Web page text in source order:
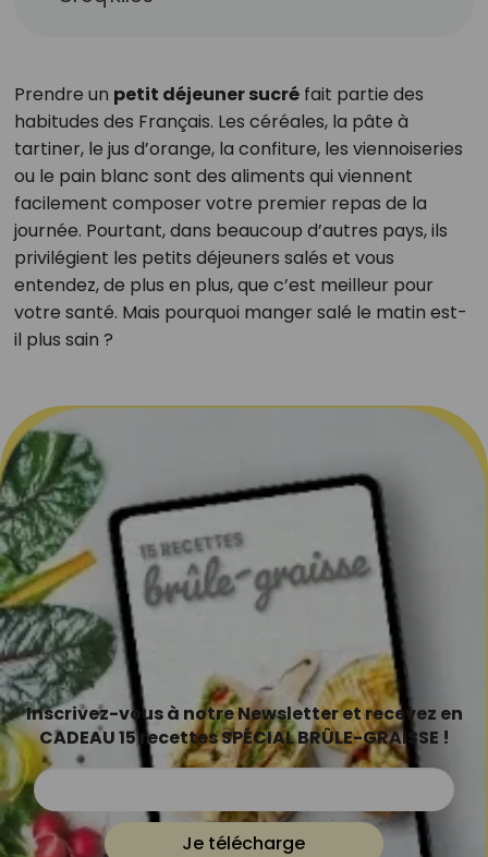
Prendre un petit déjeuner sucréfait partie des
habitudes des Français. Les céréales, la pâte à
tartiner, le jus d’orange, la confiture, les viennoiseries
ou le pain blanc sont des aliments qui viennent
facilement composer votre premier repas de la
journée. Pourtant, dans beaucoup d’autres pays, ils
privilégient les petits déjeuners salés et vous
entendez, de plus en plus, que c’est meilleur pour
votre santé. Mais pourquoi manger salé le matin est-
il plus sain ?
Inscrivez-vous à notre Newsletter et recevez en
CADEAU 15 recettes SPÉCIAL BRÛLE-GRAISSE !
Je télécharge